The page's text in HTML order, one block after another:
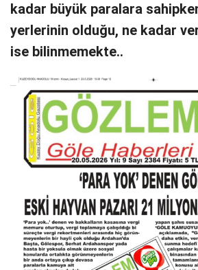
kadar büyük paralara
yerlerinin olduğu, ne kadar
ise bilinmemekte..